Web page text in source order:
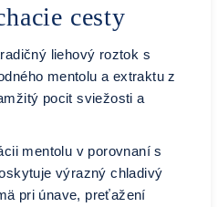
cesty
liehový roztok s
mentolu a extraktu z
pocit sviežosti a
mentolu v porovnaní s
výrazný chladivý
pri únave, preťažení